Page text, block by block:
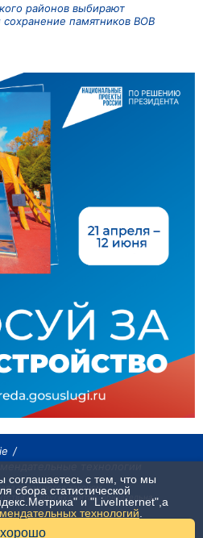
районов выбирают
сохранение памятников ВОВ
охраняются законом.
на других сайтах, обязательна
соглашаетесь с тем, что мы
сбора статистической
и "LiveInternet",а
технологий
хорошо